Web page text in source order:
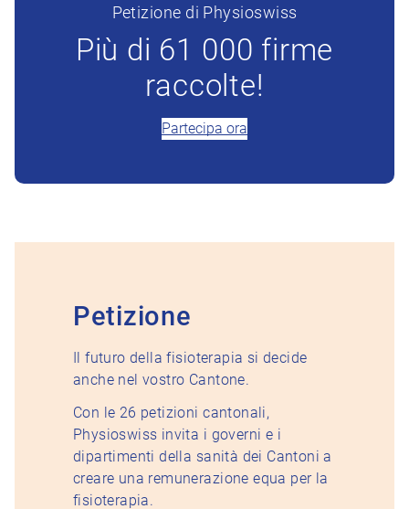
Petizione di Physioswiss
Più di 61 000 firme
raccolte!
Partecipa ora
Petizione
Il futuro della fisioterapia si decide
anche nel vostro Cantone.
Con le 26 petizioni cantonali,
Physioswiss invita i governi e i
dipartimenti della sanità dei Cantoni a
creare una remunerazione equa per la
fisioterapia.